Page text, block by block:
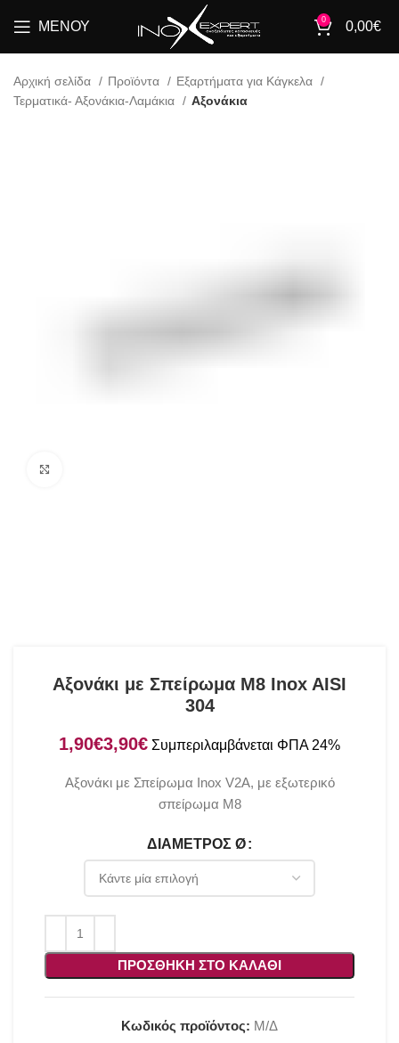
ΜΕΝΟΎ 0 0,00€
Αρχική σελίδα Προϊόντα
Εξαρτήματα για Κάγκελα
Τερματικά- Αξονάκια-Λαμάκια
Αξονάκια
Αξονάκι με Σπείρωμα M8 Inox AISI
304
€
€
Αξονάκι με Σπείρωμα Inox V2A, με εξωτερικό
σπείρωμα Μ8
ΔΙΆΜΕΤΡΟΣ Ø
ΠΡΟΣΘΉΚΗ ΣΤΟ ΚΑΛΆΘΙ
Κωδικός προϊόντος: Μ/Δ